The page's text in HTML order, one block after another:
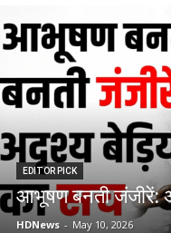
EDITOR PICK
आभूषण बनती जंजीरें:
HDNews - May 10, 2026